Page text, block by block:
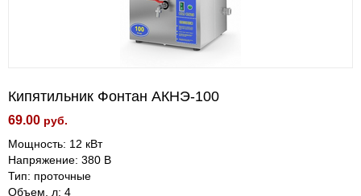
Кипятильник Фонтан АКНЭ-100
69.00 руб.
Мощность: 12 кВт
Напряжение: 380 В
Тип: проточные
Объем, л: 4